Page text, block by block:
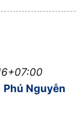
Phú Nguyễn